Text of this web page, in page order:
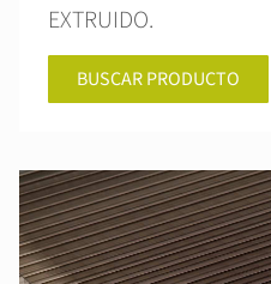
EXTRUIDO.
BUSCAR PRODUCTO